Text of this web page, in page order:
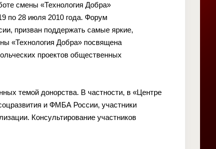
смены «Технология Добра»
по 28 июля 2010 года. Форум
призван поддержать самые яркие,
«Технология Добра» посвящена
проектов общественных
темой донорства. В частности, в «Центре
и ФМБА России, участники
Консультирование участников